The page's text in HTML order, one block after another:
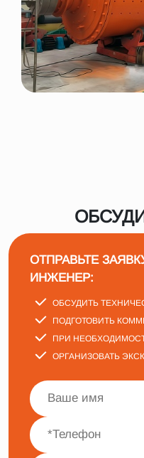
ОТПРАВЬТЕ
ИНЖЕНЕР:
ОБСУДИТЬ
ПОДГОТОВИТЬ
ПРИ
ОРГАНИЗОВАТЬ